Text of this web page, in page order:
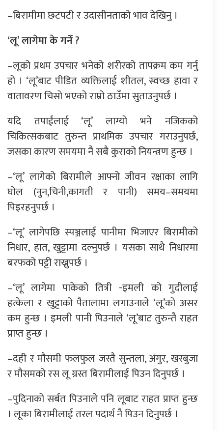
–बिरामीमा छटपटी र उदासीनताको भाव देखिनु ।
‘लू’ लागेमा के गर्ने ?
–लूको प्रथम उपचार भनेको शरीरको तापक्रम कम गर्नु
हो । ‘लू’बाट पीडित व्यक्तिलाई शीतल, स्वच्छ हावा र
वातावरण चिसो भएको राम्रो ठाउँमा सुताउनुपर्छ ।
यदि तपाईंलाई ‘लू’ लाग्यो भने नजिकको
चिकित्सकबाट तुरुन्त प्राथमिक उपचार गराउनुपर्छ,
जसका कारण समयमा नै सबै कुराको नियन्त्रण हुन्छ ।
–‘लू’ लागेको बिरामीले आफ्नो जीवन रक्षाका लागि
घोल (नुन,चिनी,कागती र पानी) समय–समयमा
पिइरहनुपर्छ ।
–‘लू’ लागेपछि स्पञ्जलाई पानीमा भिजाएर बिरामीको
निधार, हात, खुट्टामा दल्नुपर्छ । यसका साथै निधारमा
बरफको पट्टी राख्नुपर्छ ।
–‘लू’ लागेमा पाकेको तित्री -इमली को गुदीलाई
हत्केला र खुट्टाको पैतालामा लगाउनाले ‘लू’को असर
कम हुन्छ । इमली पानी पिउनाले ‘लू’बाट तुरुन्तै राहत
प्राप्त हुन्छ ।
–दही र मौसमी फलफुल जस्तै सुन्तला, अंगुर, खरबुजा
र मौसमको रस लू ग्रस्त बिरामीलाई पिउन दिनुपर्छ ।
–पुदिनाको सर्बत पिउनाले पनि लूबाट राहत प्राप्त हुन्छ
। लूका बिरामीलाई तरल पदार्थ नै पिउन दिनुपर्छ ।